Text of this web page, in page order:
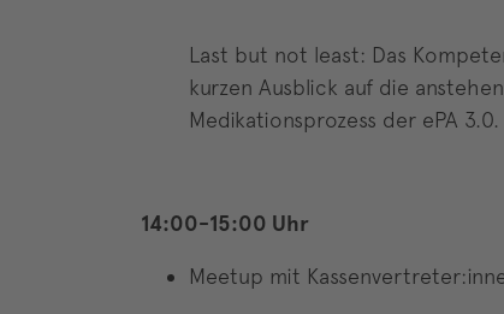
Last but not least: Das
kurzen Ausblick auf die
Medikationsprozess der ePA 3.0.
14:00-15:00 Uhr
Meetup mit